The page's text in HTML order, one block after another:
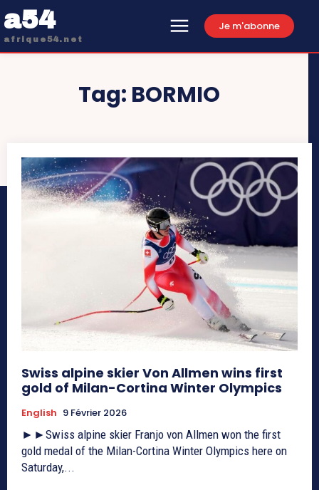
a54
afrique54.net
Je m'abonne
Tag: BORMIO
Swiss alpine skier Von Allmen wins first
gold of Milan-Cortina Winter Olympics
English 9 Février 2026
►►Swiss alpine skier Franjo von Allmen won the first
gold medal of the Milan-Cortina Winter Olympics here on
Saturday,...